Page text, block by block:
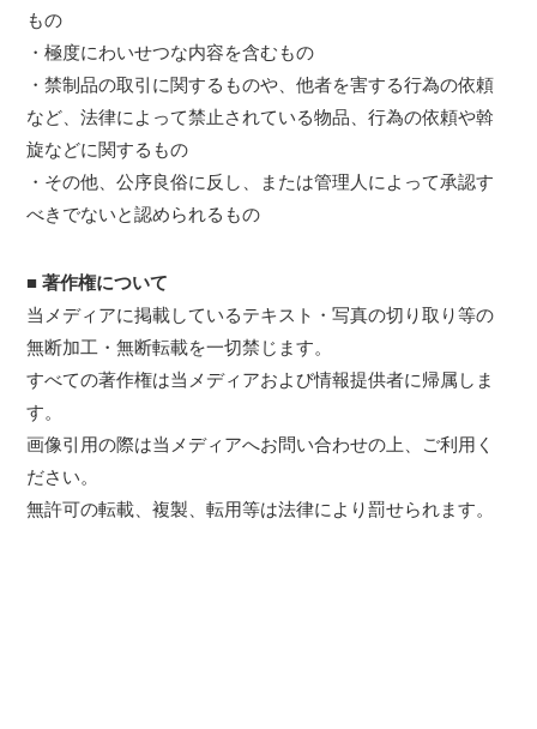
もの
・極度にわいせつな内容を含むもの
・禁制品の取引に関するものや、他者を害する行為の依頼
など、法律によって禁止されている物品、行為の依頼や斡
旋などに関するもの
・その他、公序良俗に反し、または管理人によって承認す
べきでないと認められるもの
■ 著作権について
当メディアに掲載しているテキスト・写真の切り取り等の
無断加工・無断転載を一切禁じます。
すべての著作権は当メディアおよび情報提供者に帰属しま
す。
画像引用の際は当メディアへお問い合わせの上、ご利用く
ださい。
無許可の転載、複製、転用等は法律により罰せられます。